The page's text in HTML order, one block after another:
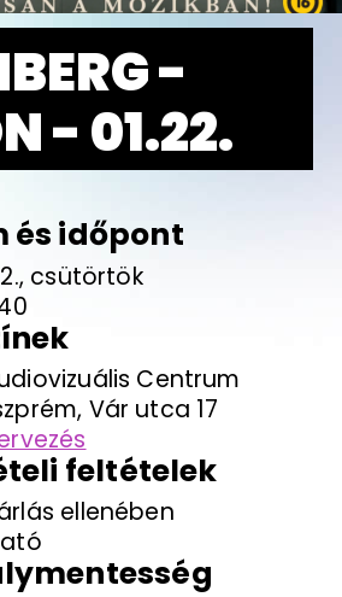
-
- 01.22.
és időpont
csütörtök
Centrum
Vár utca 17
feltételek
ellenében